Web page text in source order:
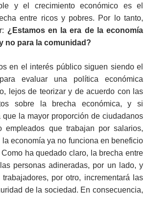
y el crecimiento económico es el
entre ricos y pobres. Por lo tanto,
¿Estamos en la era de la economía
no para la comunidad?
en el interés público siguen siendo el
evaluar una política económica
lejos de teorizar y de acuerdo con las
sobre la brecha económica, y si
que la mayor proporción de ciudadanos
empleados que trabajan por salarios,
economía ya no funciona en beneficio
ha quedado claro, la brecha entre
personas adineradas, por un lado, y
por otro, incrementará las
de la sociedad. En consecuencia,